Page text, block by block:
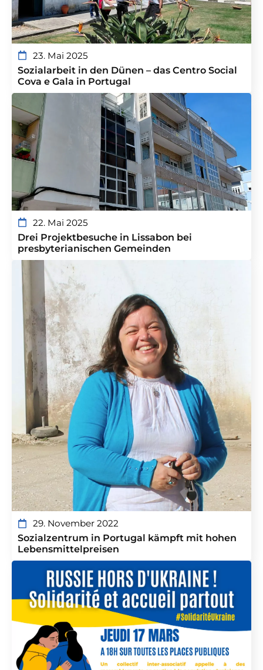
23. Mai 2025
Sozialarbeit in den Dünen – das Centro Social
Cova e Gala in Portugal
22. Mai 2025
Drei Projektbesuche in Lissabon bei
presbyterianischen Gemeinden
29. November 2022
Sozialzentrum in Portugal kämpft mit hohen
Lebensmittelpreisen